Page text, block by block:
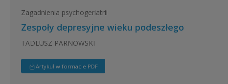
Zagadnienia psychogeriatrii
Zespoły depresyjne wieku podeszłego
TADEUSZ PARNOWSKI
Artykuł w formacie PDF